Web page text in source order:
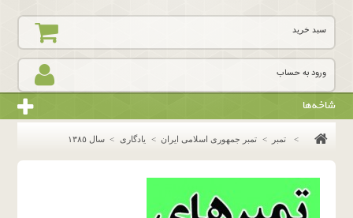
ورود به حساب
سبد خرید
شاخه‌ها
> تمبر > تمبر جمهوری اسلامی ایران > یادگاری > سال ١٣٨٥